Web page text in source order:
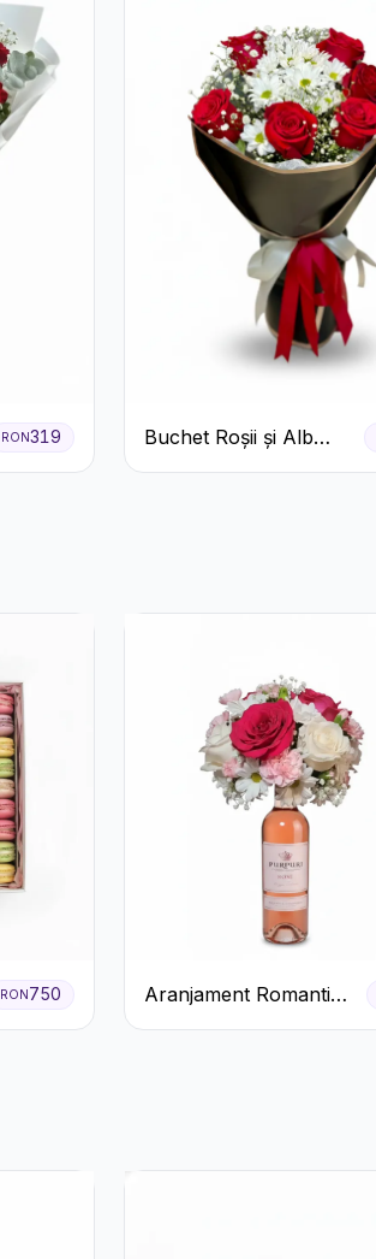
RON319
Buchet Roșii și Alb
Clasic
RON750
Aranjament Romantic
cu Vin roze si Flori